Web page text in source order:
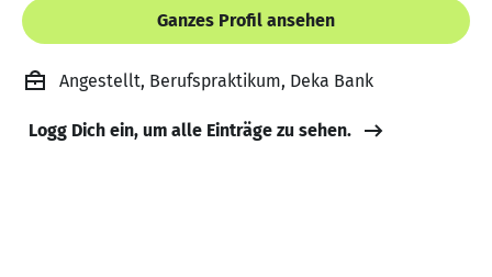
Ganzes Profil ansehen
Angestellt, Berufspraktikum, Deka Bank
Logg Dich ein, um alle Einträge zu sehen.